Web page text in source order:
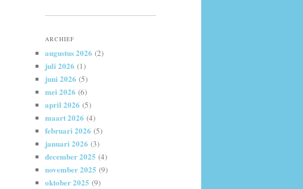
ARCHIEF
augustus 2026 (2)
juli 2026 (1)
juni 2026 (5)
mei 2026 (6)
april 2026 (5)
maart 2026 (4)
februari 2026 (5)
januari 2026 (3)
december 2025 (4)
november 2025 (9)
oktober 2025 (9)